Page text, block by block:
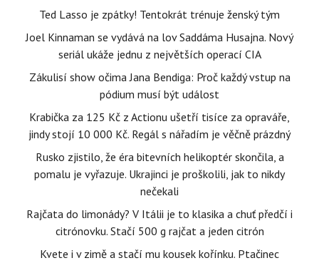
Ted Lasso je zpátky! Tentokrát trénuje ženský tým
Joel Kinnaman se vydává na lov Saddáma Husajna. Nový
seriál ukáže jednu z největších operací CIA
Zákulisí show očima Jana Bendiga: Proč každý vstup na
pódium musí být událost
Krabička za 125 Kč z Actionu ušetří tisíce za opraváře,
jindy stojí 10 000 Kč. Regál s nářadím je věčně prázdný
Rusko zjistilo, že éra bitevních helikoptér skončila, a
pomalu je vyřazuje. Ukrajinci je proškolili, jak to nikdy
nečekali
Rajčata do limonády? V Itálii je to klasika a chuť předčí i
citrónovku. Stačí 500 g rajčat a jeden citrón
Kvete i v zimě a stačí mu kousek kořínku. Ptačinec